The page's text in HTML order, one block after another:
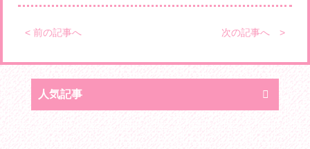
< 前の記事へ 次の記事へ >
人気記事